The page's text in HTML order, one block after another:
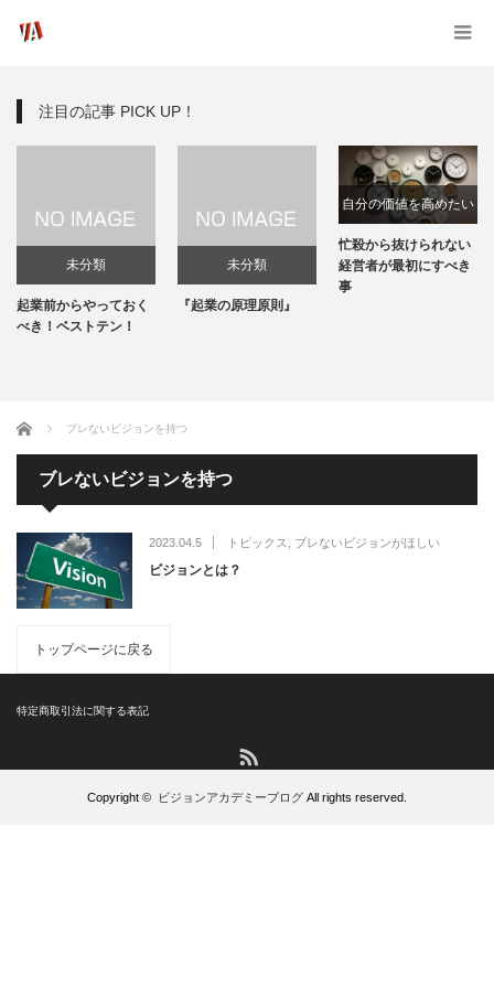
注目の記事 PICK UP！
未分類
起業前からやっておく
べき！ベストテン！
未分類
『起業の原理原則』
自分の価値を高めたい
忙殺から抜けられない
経営者が最初にすべき
事
ホーム ブレないビジョンを持つ
ブレないビジョンを持つ
2023.04.5 トピックス ブレないビジョンがほしい
ビジョンとは？
トップページに戻る
特定商取引法に関する表記
Copyright © ビジョンアカデミーブログ All rights reserved.